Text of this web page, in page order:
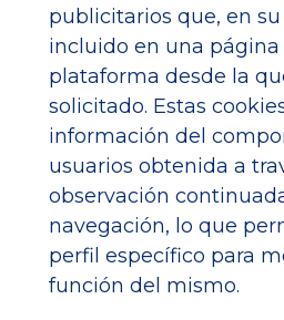
publicitarios que, en
incluido en una
plataforma desde la
solicitado. Estas
información del
usuarios obtenida a
observación
navegación, lo que
perfil específico para
función del mismo.